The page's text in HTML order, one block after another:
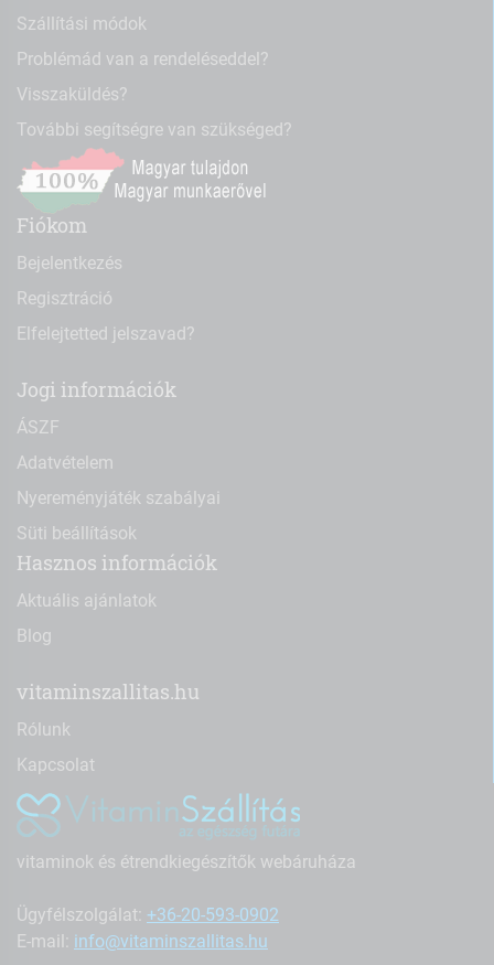
Szállítási módok
Problémád van a rendeléseddel?
Visszaküldés?
További segítségre van szükséged?
Fiókom
Bejelentkezés
Regisztráció
Elfelejtetted jelszavad?
Jogi információk
ÁSZF
Adatvételem
Nyereményjáték szabályai
Süti beállítások
Hasznos információk
Aktuális ajánlatok
Blog
vitaminszallitas.hu
Rólunk
Kapcsolat
vitaminok és étrendkiegészítők webáruháza
Ügyfélszolgálat: +36-20-593-0902
E-mail: info@vitaminszallitas.hu